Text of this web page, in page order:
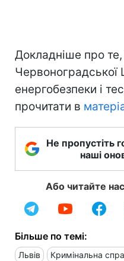
Докладніше про те,
енергобезпеки і
прочитати в
Не пропустіть
наші
Або читайте
Більше по темі:
Львів Кримінальна